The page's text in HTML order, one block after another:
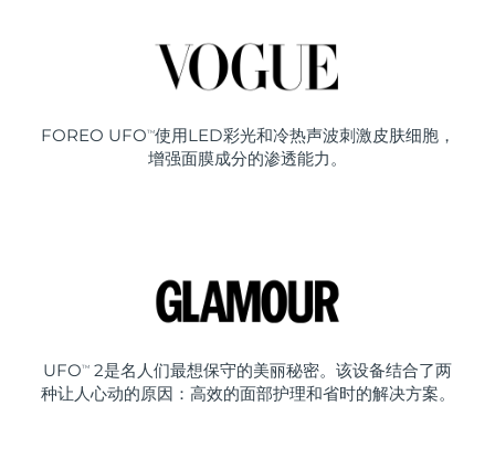
FOREO UFO TM使用LED彩光和冷热声波刺激皮肤细胞，
增强面膜成分的渗透能力。
UFO TM
2是名人们最想保守的美丽秘密。该设备结合了两
种让人心动的原因：高效的面部护理和省时的解决方案。